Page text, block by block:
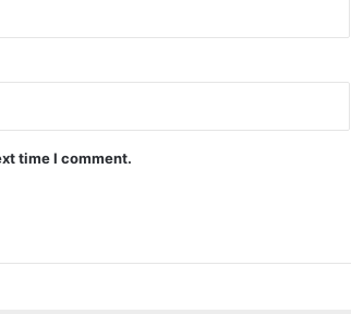
time I comment.